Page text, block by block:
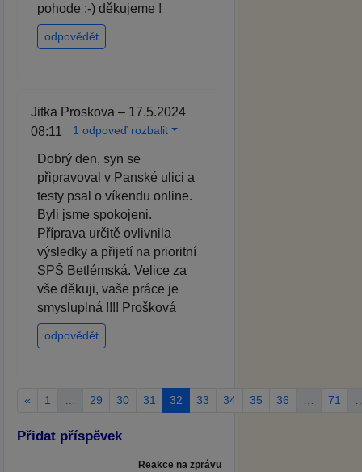
pohode :-) děkujeme !
odpovědět
Jitka Proskova – 17.5.2024
08:11
1 odpoveď rozbalit
Dobrý den, syn se
připravoval v Panské ulici a
testy psal o víkendu online.
Byli jsme spokojeni.
Příprava určitě ovlivnila
výsledky a přijetí na prioritní
SPŠ Betlémská. Velice za
vše děkuji, vaše práce je
smysluplná !!!! Prošková
odpovědět
« 1 29 30 31 32 33 34 35 36 71
Přidat příspěvek
Reakce na zprávu